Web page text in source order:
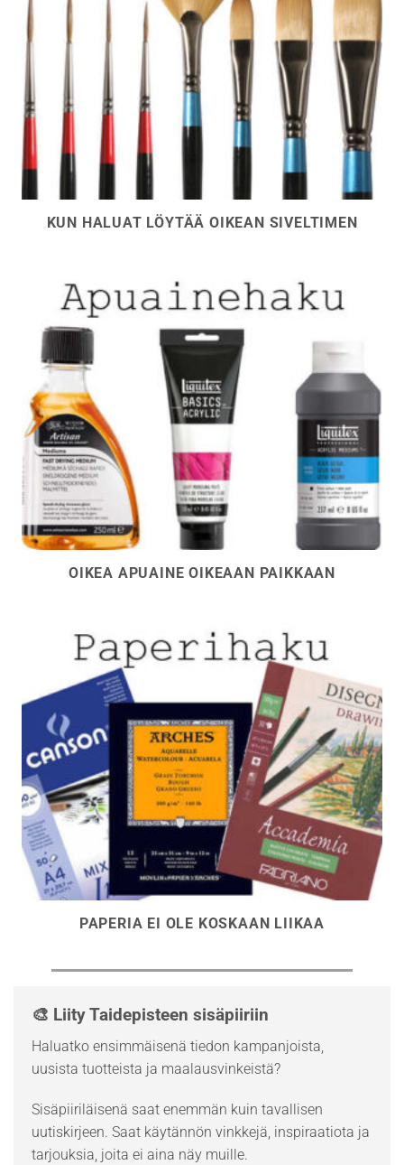
KUN HALUAT LÖYTÄÄ OIKEAN SIVELTIMEN
OIKEA APUAINE OIKEAAN PAIKKAAN
PAPERIA EI OLE KOSKAAN LIIKAA
🎨 Liity Taidepisteen sisäpiiriin
Haluatko ensimmäisenä tiedon kampanjoista,
uusista tuotteista ja maalausvinkeistä?
Sisäpiiriläisenä saat enemmän kuin tavallisen
uutiskirjeen. Saat käytännön vinkkejä, inspiraatiota ja
tarjouksia, joita ei aina näy muille.